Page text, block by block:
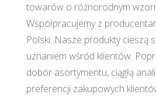
towarów o różnorodnym
Współpracujemy z
Polski. Nasze produkty cieszą
uznaniem wśród klientów.
dobór asortymentu, ciągłą
preferencji zakupowych